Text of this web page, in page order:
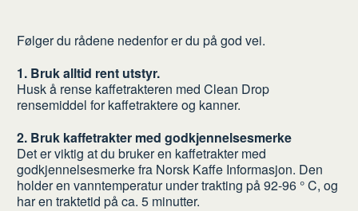
Følger du rådene nedenfor er du på god vei.
1. Bruk alltid rent utstyr.
Husk å rense kaffetrakteren med Clean Drop
rensemiddel for kaffetraktere og kanner.
2. Bruk kaffetrakter med godkjennelsesmerke
Det er viktig at du bruker en kaffetrakter med
godkjennelsesmerke fra Norsk Kaffe Informasjon. Den
holder en vanntemperatur under trakting på 92-96 ° C, og
har en traktetid på ca. 5 minutter.